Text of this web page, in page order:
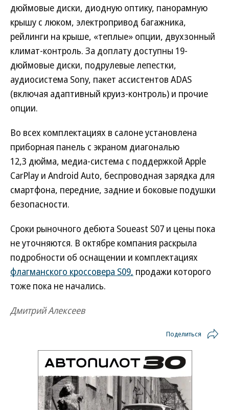
дюймовые диски, диодную оптику, панорамную
крышу с люком, электропривод багажника,
рейлинги на крыше, «теплые» опции, двухзонный
климат-контроль. За доплату доступны 19-
дюймовые диски, подрулевые лепестки,
аудиосистема Sony, пакет ассистентов ADAS
(включая адаптивный круиз-контроль) и прочие
опции.
Во всех комплектациях в салоне установлена
приборная панель с экраном диагональю
12,3 дюйма, медиа-система с поддержкой Apple
CarPlay и Android Auto, беспроводная зарядка для
смартфона, передние, задние и боковые подушки
безопасности.
Сроки рыночного дебюта Soueast S07 и цены пока
не уточняются. В октябре компания раскрыла
подробности об оснащении и комплектациях
флагманского кроссовера S09, продажи которого
тоже пока не начались.
Дмитрий Алексеев
Поделиться